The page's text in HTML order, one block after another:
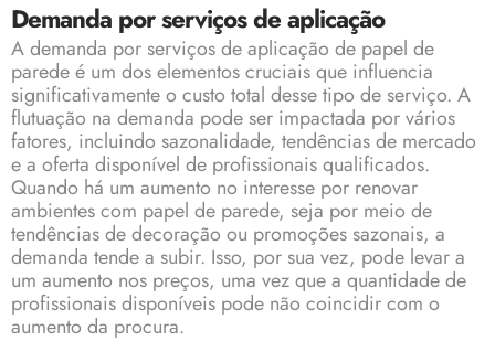
Demanda por serviços de aplicação
A demanda por serviços de aplicação de papel de
parede é um dos elementos cruciais que influencia
significativamente o custo total desse tipo de serviço. A
flutuação na demanda pode ser impactada por vários
fatores, incluindo sazonalidade, tendências de mercado
e a oferta disponível de profissionais qualificados.
Quando há um aumento no interesse por renovar
ambientes com papel de parede, seja por meio de
tendências de decoração ou promoções sazonais, a
demanda tende a subir. Isso, por sua vez, pode levar a
um aumento nos preços, uma vez que a quantidade de
profissionais disponíveis pode não coincidir com o
aumento da procura.